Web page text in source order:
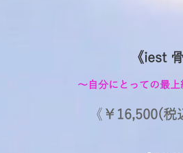
《iest
～自分にとっての最
《 ￥16,500(